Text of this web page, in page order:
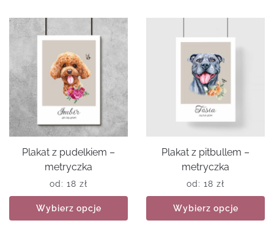
Plakat z pudelkiem –
metryczka
od: 18 zł
Wybierz opcje
Plakat z pitbullem –
metryczka
od: 18 zł
Wybierz opcje